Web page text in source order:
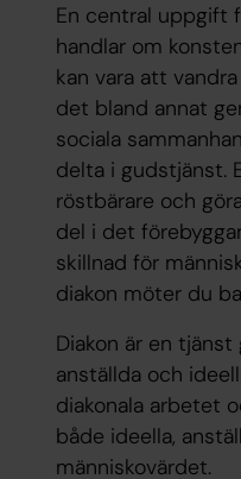
En central uppgift
handlar om
kan vara att
det bland annat
sociala
delta i gudstjänst.
röstbärare och
del i det
skillnad för
diakon möter du
Diakon är en
anställda och
diakonala arbetet
både ideella,
människovärdet.